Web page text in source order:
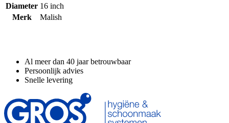
Diameter 16 inch
Merk
Malish
Al meer dan 40 jaar betrouwbaar
Persoonlijk advies
Snelle levering